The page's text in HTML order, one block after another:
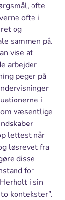
ofte
ofte i
og
sammen på.
vise at
arbejder
peger på
i
væsentlige
lettest når
løsrevet fra
disse
for
i sin
kontekster”.